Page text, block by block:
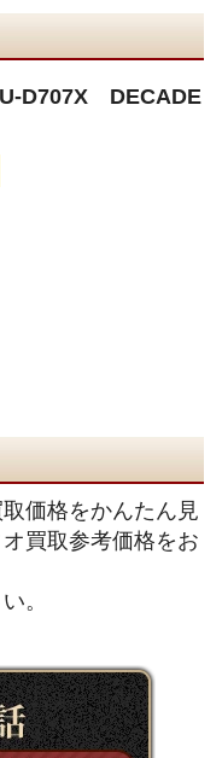
D707X DECADE
価格をかんたん見
買取参考価格をお
。